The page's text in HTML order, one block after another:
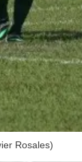
Rosales)